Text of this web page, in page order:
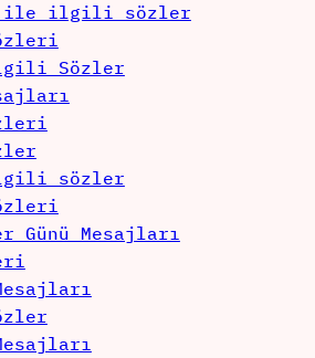
ile ilgili sözler
Sözler
sözler
Günü Mesajları